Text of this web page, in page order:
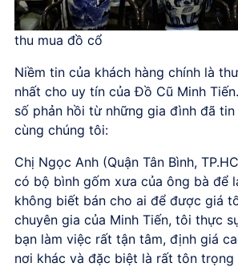
thu mua đồ cổ
Niềm tin của khách hàng chính là
nhất cho uy tín của Đồ Cũ Minh
số phản hồi từ những gia đình đã
cùng chúng tôi:
Chị Ngọc Anh (Quận Tân Bình,
có bộ bình gốm xưa của ông bà để
không biết bán cho ai để được giá
chuyên gia của Minh Tiến, tôi thực
bạn làm việc rất tận tâm, định giá
nơi khác và đặc biệt là rất tôn trọng